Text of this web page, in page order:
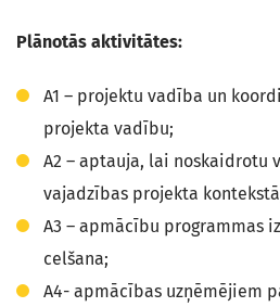
Plānotās aktivitātes:
A1 – projektu vadība un
projekta vadību;
A2 – aptauja, lai noskaidrotu
vajadzības projekta
A3 – apmācību programmas
celšana;
A4- apmācības uzņēmējiem